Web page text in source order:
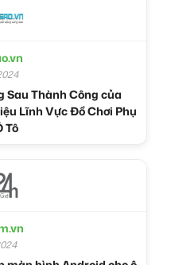
Sau Thành Công của
Lĩnh Vực Đồ Chơi Phụ
Tô